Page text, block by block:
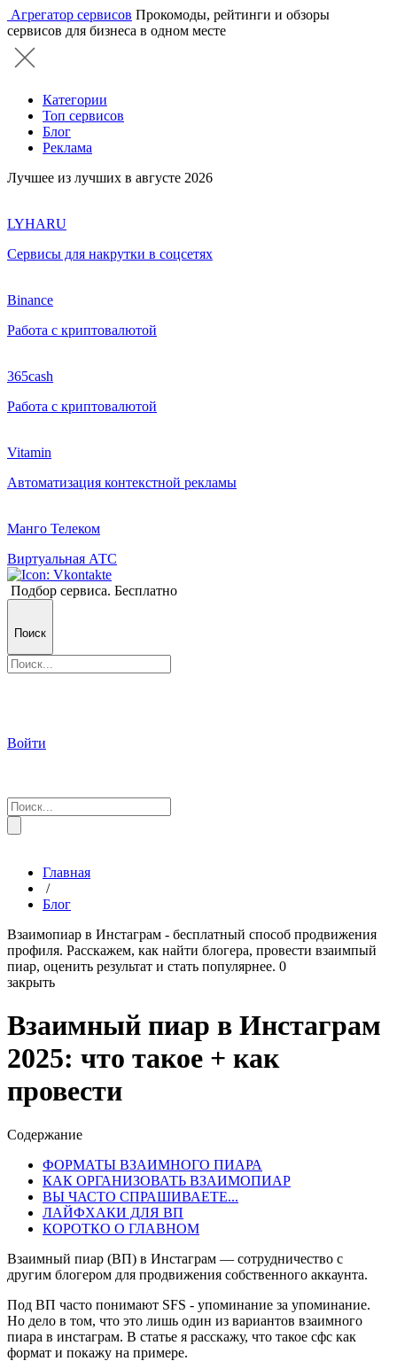
Агрегатор сервисов Прокомоды, рейтинги и обзоры
сервисов для бизнеса в одном месте
Категории
Топ сервисов
Блог
Реклама
Лучшее из лучших в августе 2026
LYHARU
Сервисы для накрутки в соцсетях
Binance
Работа с криптовалютой
365cash
Работа с криптовалютой
Vitamin
Автоматизация контекстной рекламы
Манго Телеком
Виртуальная АТС
Подбор сервиса. Бесплатно
Поиск
Войти
Главная
/
Блог
Взаимопиар в Инстаграм - бесплатный способ продвижения
профиля. Расскажем, как найти блогера, провести взаимпый
пиар, оценить результат и стать популярнее. 0
закрыть
Взаимный пиар в Инстаграм
2025: что такое + как
провести
Содержание
ФОРМАТЫ ВЗАИМНОГО ПИАРА
КАК ОРГАНИЗОВАТЬ ВЗАИМОПИАР
ВЫ ЧАСТО СПРАШИВАЕТЕ...
ЛАЙФХАКИ ДЛЯ ВП
КОРОТКО О ГЛАВНОМ
Взаимный пиар (ВП) в Инстаграм — сотрудничество с
другим блогером для продвижения собственного аккаунта.
Под ВП часто понимают SFS - упоминание за упоминание.
Но дело в том, что это лишь один из вариантов взаимного
пиара в инстаграм. В статье я расскажу, что такое сфс как
формат и покажу на примере.